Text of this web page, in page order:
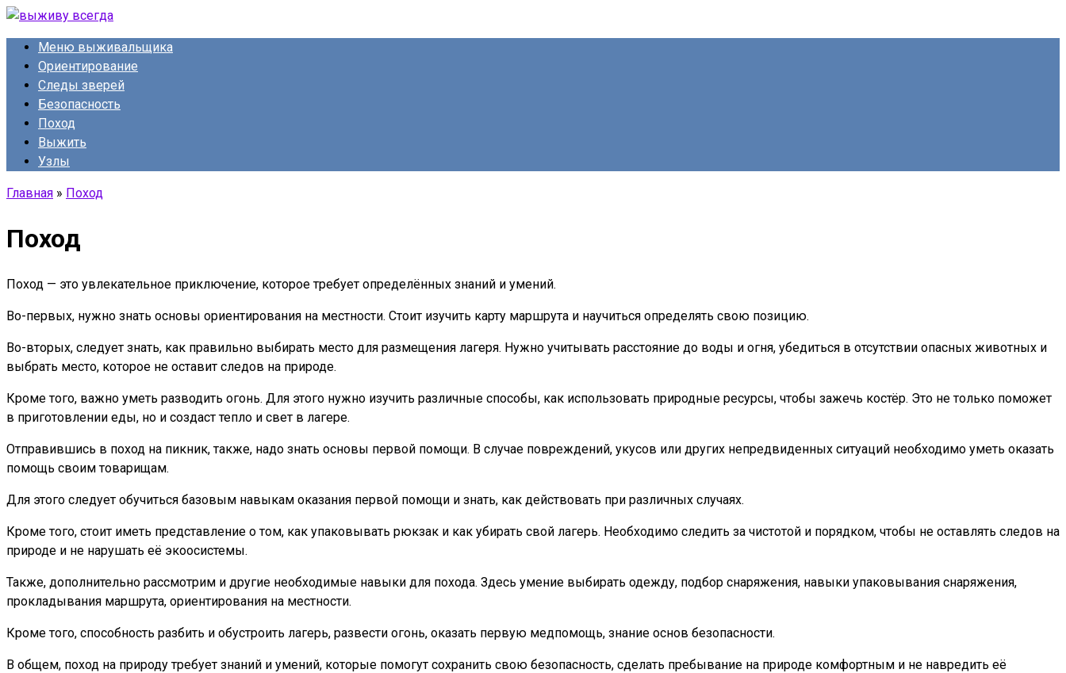
Перейти
контентуМеню выживальщика
Ориентирование
Следы зверей
Безопасность
Поход
Выжить
Узлы
Главная » Поход
Поход
Поход — это увлекательное приключение, которое требует определённых знаний и умений.
Во-первых, нужно знать основы ориентирования на местности. Стоит изучить карту маршрута и научиться определять свою позицию.
Во-вторых, следует знать, как правильно выбирать место для размещения лагеря. Нужно учитывать расстояние до воды и огня, убедиться в отсутствии опасных животных и
выбрать место, которое не оставит следов на природе.
Кроме того, важно уметь разводить огонь. Для этого нужно изучить различные способы, как использовать природные ресурсы, чтобы зажечь костёр. Это не только поможет
в приготовлении еды, но и создаст тепло и свет в лагере.
Отправившись в поход на пикник, также, надо знать основы первой помощи. В случае повреждений, укусов или других непредвиденных ситуаций необходимо уметь оказать
помощь своим товарищам.
Для этого следует обучиться базовым навыкам оказания первой помощи и знать, как действовать при различных случаях.
Кроме того, стоит иметь представление о том, как упаковывать рюкзак и как убирать свой лагерь. Необходимо следить за чистотой и порядком, чтобы не оставлять следов на
природе и не нарушать её экоосистемы.
Также, дополнительно рассмотрим и другие необходимые навыки для похода. Здесь умение выбирать одежду, подбор снаряжения, навыки упаковывания снаряжения,
прокладывания маршрута, ориентирования на местности.
Кроме того, способность разбить и обустроить лагерь, развести огонь, оказать первую медпомощь, знание основ безопасности.
В общем, поход на природу требует знаний и умений, которые помогут сохранить свою безопасность, сделать пребывание на природе комфортным и не навредить её